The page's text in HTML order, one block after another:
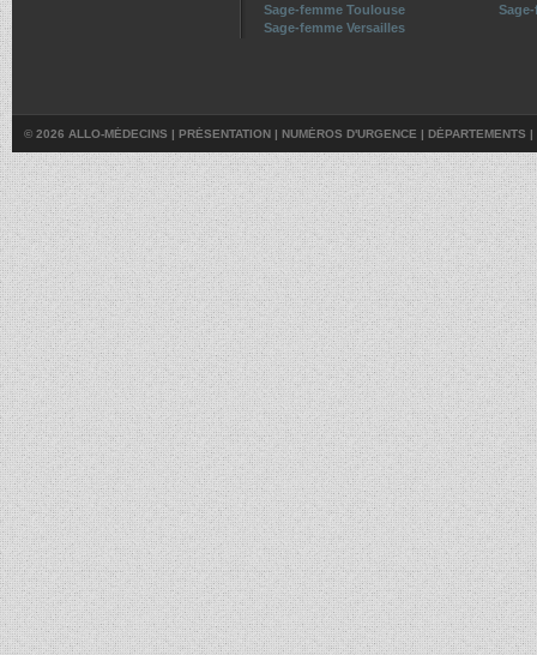
Sage-femme Toulouse
Sage-femme Versailles
© 2026 ALLO-MÉDECINS | PRÉSENTATION | NUMÉROS D'URGENCE | DÉPARTEMENTS |